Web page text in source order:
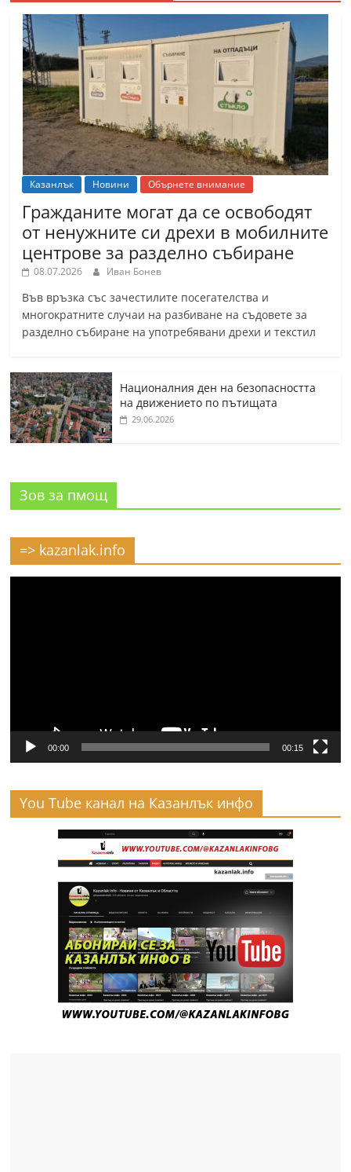
Казанлък Новини Обърнете внимание
Гражданите могат да се освободят
от ненужните си дрехи в мобилните
центрове за разделно събиране
08.07.2026 Иван Бонев
Във връзка със зачестилите посегателства и
многократните случаи на разбиване на съдовете за
разделно събиране на употребявани дрехи и текстил
Националния ден на безопасността
на движението по пътищата
29.06.2026
Зов за пмощ
=> kazanlak.info
00:00 00:15
You Tube канал на Казанлък инфо